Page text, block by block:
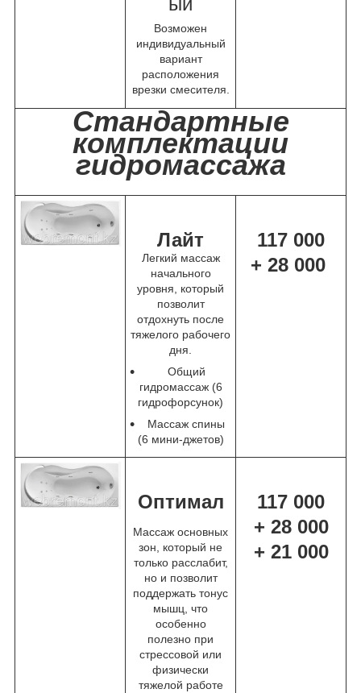
Возможен
индивидуальный
вариант
расположения
врезки смесителя.
Стандартные
комплектации
гидромассажа
Лайт
Легкий массаж
начального
уровня, который
позволит
отдохнуть после
тяжелого рабочего
дня.
Общий
гидромассаж (6
гидрофорсунок)
Массаж спины
(6 мини-джетов)
117 000
+ 28 000
Оптимал
Массаж основных
зон, который не
только расслабит,
но и позволит
поддержать тонус
мышц, что
особенно
полезно при
стрессовой или
физически
тяжелой работе
117 000
+ 28 000
+ 21 000